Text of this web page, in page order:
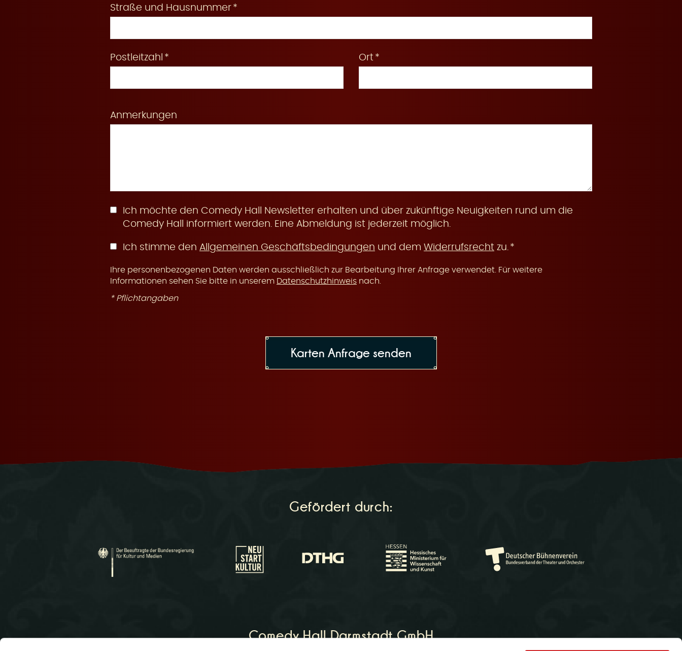
Straße und Hausnummer
Postleitzahl Ort
Anmerkungen
Ich möchte den Comedy Hall Newsletter erhalten und über zukünftige Neuigkeiten rund um die
Comedy Hall informiert werden. Eine Abmeldung ist jederzeit möglich.
Ich stimme den Allgemeinen Geschäftsbedingungen und dem Widerrufsrecht zu.
Ihre personenbezogenen Daten werden ausschließlich zur Bearbeitung Ihrer Anfrage verwendet. Für weitere
Informationen sehen Sie bitte in unserem Datenschutzhinweis nach.
* Pflichtangaben
Gefördert durch:
Comedy Hall Darmstadt GmbH